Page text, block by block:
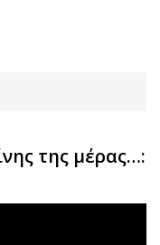
της μέρας…: